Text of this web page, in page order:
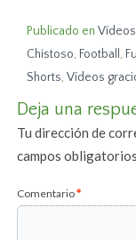
Publicado en
Chistoso, Football,
Shorts,Vídeos
Deja una
Tu dirección de
campos
Comentario*